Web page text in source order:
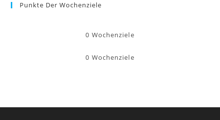
Punkte Der Wochenziele
0 Wochenziele
0 Wochenziele